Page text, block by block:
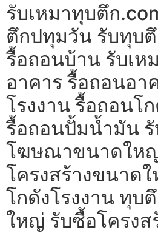
รับเหมาทุบตึก
ตึกปทุมวัน รับทุบ
รื้อถอนบ้าน รับเห
อาคาร รื้อถอนอา
โรงงาน รื้อถอนโ
รื้อถอนปั้มน้ำมัน
โฆษณาขนาดให
โครงสร้างขนาด
โกดังโรงงาน ทุบ
ใหญ่ รับซื้อโครงส